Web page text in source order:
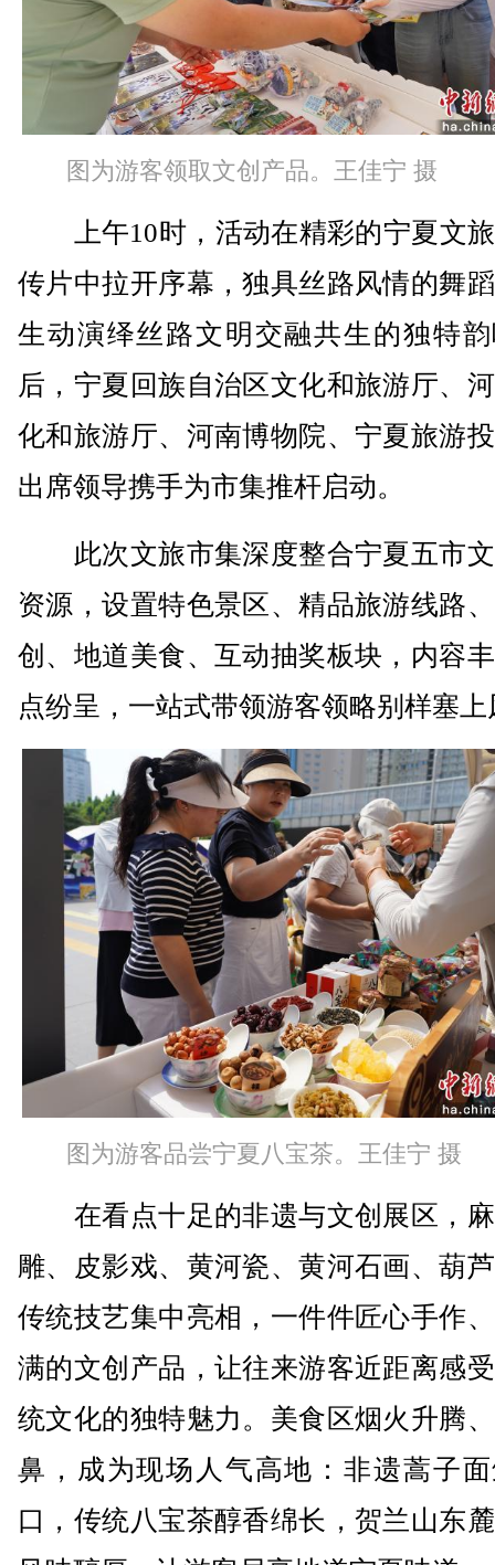
图为游客领取文创产品。王佳宁 摄
上午10时，活动在精彩的宁夏文
传片中拉开序幕，独具丝路风情的舞
生动演绎丝路文明交融共生的独特
后，宁夏回族自治区文化和旅游厅、
化和旅游厅、河南博物院、宁夏旅游
出席领导携手为市集推杆启动。
此次文旅市集深度整合宁夏五市
资源，设置特色景区、精品旅游线路
创、地道美食、互动抽奖板块，内容
点纷呈，一站式带领游客领略别样塞上
图为游客品尝宁夏八宝茶。王佳宁 摄
在看点十足的非遗与文创展区，
雕、皮影戏、黄河瓷、黄河石画、葫
传统技艺集中亮相，一件件匠心手作
满的文创产品，让往来游客近距离感
统文化的独特魅力。美食区烟火升腾
鼻，成为现场人气高地：非遗蒿子
口，传统八宝茶醇香绵长，贺兰山东